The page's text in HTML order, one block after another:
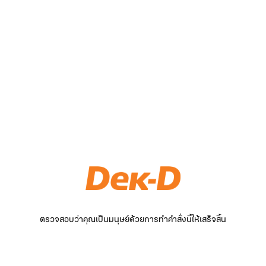
ตรวจสอบว่าคุณเป็นมนุษย์ด้วยการทำคำสั่งนี้ให้เสร็จสิ้น